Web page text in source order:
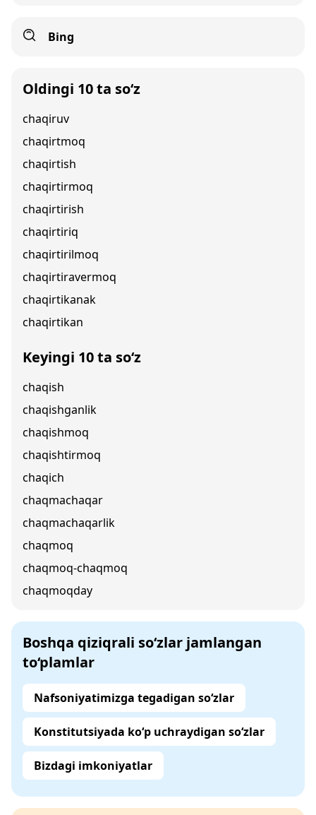
Bing
Oldingi 10 ta so‘z
chaqiruv
chaqirtmoq
chaqirtish
chaqirtirmoq
chaqirtirish
chaqirtiriq
chaqirtirilmoq
chaqirtiravermoq
chaqirtikanak
chaqirtikan
Keyingi 10 ta so‘z
chaqish
chaqishganlik
chaqishmoq
chaqishtirmoq
chaqich
chaqmachaqar
chaqmachaqarlik
chaqmoq
chaqmoq-chaqmoq
chaqmoqday
Boshqa qiziqrali so‘zlar jamlangan
to‘plamlar
Nafsoniyatimizga tegadigan so‘zlar
Konstitutsiyada ko‘p uchraydigan so‘zlar
Bizdagi imkoniyatlar